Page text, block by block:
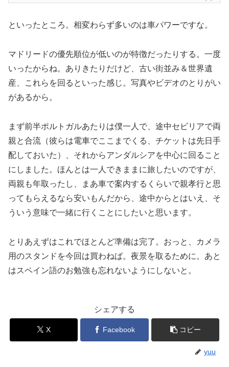
といったところ。相変わらず多いのは車パワーですな。
マドリードの優先順位が低いのが特徴だったりする。一度
いったからね。ありきたりだけど、古い街並み＆世界遺
産、これらを回るといった感じ。写真やビデオのとりがい
があるから。
まず前半ポルトガルあたりは僕一人で、途中セビリアで両
親と合流（彼らは電車でここまでくる、チケットは先日手
配しておいた）、それからアンダルシアを中心に回ること
にしました。ほんとは一人できままに旅したいのですが、
両親も年取ったし、まあ車で案内するくらいで親孝行と思
ってもらえるなら安いもんだから、途中からとはいえ、そ
ういう意味で一緒に行くことにしたいと思います。
とりあえずはこれでほとんど準備は完了。おっと、カメラ
用のスタンドを今回は買わねば。夜景を取るために。あと
はスペイン語のお勉強も忘れないようにしないと。
シェアする
X Facebook コピー
yuu